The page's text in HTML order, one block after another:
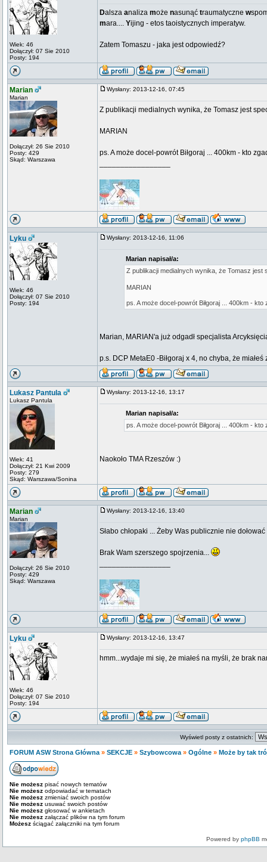
Wiek: 46
Dołączył: 07 Sie 2010
Posty: 194
Dalsza analiza może nasunąć traumatyczne w
mara.... Yijing - etos taoistycznych imperatyw.
Zatem Tomaszu - jaka jest odpowiedź?
Marian
Marian
Dołączył: 26 Sie 2010
Posty: 429
Skąd: Warszawa
Wysłany: 2013-12-16, 07:45
Z publikacji medialnych wynika, że Tomasz jest
MARIAN
ps. A może docel-powrót Biłgoraj ... 400km - kto
Lyku
Wiek: 46
Dołączył: 07 Sie 2010
Posty: 194
Wysłany: 2013-12-16, 11:06
Marian napisał/a:
Z publikacji medialnych wynika, że Tomasz
MARIAN
ps. A może docel-powrót Biłgoraj ... 400km - kto
Marian, MARIAN'a już odgadł specjalista
p.s. DCP MetaE0 -Biłgoraj x 4, no chyba, że
Lukasz Pantula
Lukasz Pantula
Wiek: 41
Dołączył: 21 Kwi 2009
Posty: 279
Skąd: Warszawa/Sonina
Wysłany: 2013-12-16, 13:17
Marian napisał/a:
ps. A może docel-powrót Biłgoraj ... 400km - kto
Naokoło TMA Rzeszów :)
Marian
Marian
Dołączył: 26 Sie 2010
Posty: 429
Skąd: Warszawa
Wysłany: 2013-12-16, 13:40
Słabo chłopaki ... Żeby Was publicznie nie
Brak Wam szerszego spojrzenia...
Lyku
Wiek: 46
Dołączył: 07 Sie 2010
Posty: 194
Wysłany: 2013-12-16, 13:47
hmm...wydaje mi się, że miałeś na myśli, że brak
Wyświetl posty z ostatnich:
FORUM ASW Strona Główna » SEKCJE » Szybowcowa » Ogólne » Może by tak
Nie możesz pisać nowych tematów
Nie możesz odpowiadać w tematach
Nie możesz zmieniać swoich postów
Nie możesz usuwać swoich postów
Nie możesz głosować w ankietach
Nie możesz załączać plików na tym forum
Możesz ściągać załączniki na tym forum
Powered by phpBB